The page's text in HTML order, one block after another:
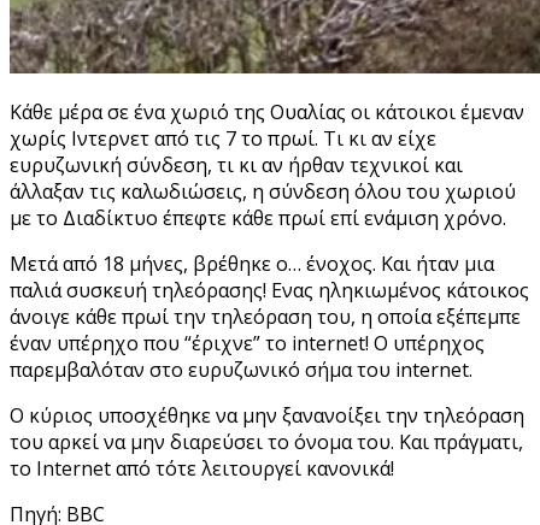
Κάθε μέρα σε ένα χωριό της Ουαλίας οι κάτοικοι έμεναν
χωρίς Ιντερνετ από τις 7 το πρωί. Τι κι αν είχε
ευρυζωνική σύνδεση, τι κι αν ήρθαν τεχνικοί και
άλλαξαν τις καλωδιώσεις, η σύνδεση όλου του χωριού
με το Διαδίκτυο έπεφτε κάθε πρωί επί ενάμιση χρόνο.
Μετά από 18 μήνες, βρέθηκε ο… ένοχος. Και ήταν μια
παλιά συσκευή τηλεόρασης! Ενας ηληκιωμένος κάτοικος
άνοιγε κάθε πρωί την τηλεόραση του, η οποία εξέπεμπε
έναν υπέρηχο που “έριχνε” το internet! O υπέρηχος
παρεμβαλόταν στο ευρυζωνικό σήμα του internet.
O κύριος υποσχέθηκε να μην ξανανοίξει την τηλεόραση
του αρκεί να μην διαρεύσει το όνομα του. Και πράγματι,
το Internet από τότε λειτουργεί κανονικά!
Πηγή: BBC